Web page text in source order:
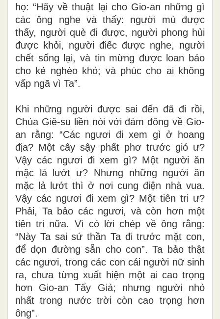
họ: “Hãy về thuật lại cho Gio-an những gì
các ông nghe và thấy: người mù được
thấy, người què đi được, người phong hủi
được khỏi, người điếc được nghe, người
chết sống lại, và tin mừng được loan báo
cho kẻ nghèo khó; và phúc cho ai không
vấp ngã vì Ta”.
Khi những người được sai đến đã đi rồi,
Chúa Giê-su liền nói với đám đông về Gio-
an rằng: “Các ngươi đi xem gì ở hoang
địa? Một cây sậy phất phơ trước gió ư?
Vậy các ngươi đi xem gì? Một người ăn
mặc lả lướt ư? Nhưng những người ăn
mặc lả lướt thì ở nơi cung điện nhà vua.
Vậy các ngươi đi xem gì? Một tiên tri ư?
Phải, Ta bảo các ngươi, và còn hơn một
tiên tri nữa. Vì có lời chép về ông rằng:
“Này Ta sai sứ thần Ta đi trước mặt con,
để dọn đường sẵn cho con”. Ta bảo thật
các ngươi, trong các con cái người nữ sinh
ra, chưa từng xuất hiện một ai cao trọng
hơn Gio-an Tẩy Giả; nhưng người nhỏ
nhất trong nước trời còn cao trọng hơn
ông”.